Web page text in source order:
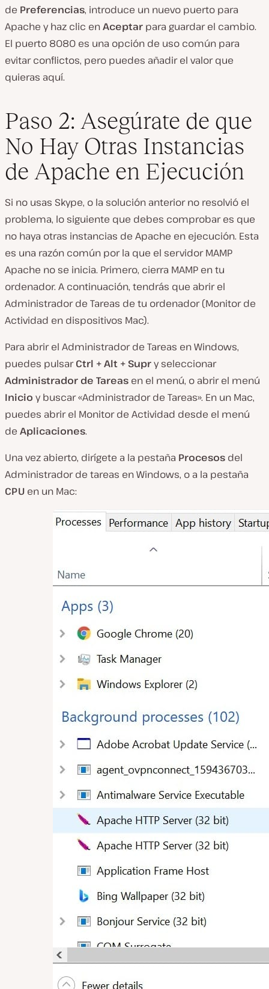
de Preferencias, introduce un nuevo puerto para
Apache y haz clic enAceptar para guardar el cambio.
El puerto 8080 es una opción de uso común para
evitar conflictos, pero puedes añadir el valor que
quieras aquí.
Paso 2: Asegúrate de que
No Hay Otras Instancias
de Apache en Ejecución
Si no usas Skype, o la solución anterior no resolvió el
problema, lo siguiente que debes comprobar es que
no haya otras instancias de Apache en ejecución. Esta
es una razón común por la que el servidor MAMP
Apache no se inicia. Primero, cierra MAMP en tu
ordenador. A continuación, tendrás que abrir el
Administrador de Tareas de tu ordenador (Monitor de
Actividad en dispositivos Mac).
Para abrir el Administrador de Tareas en Windows,
puedes pulsarCtrl + Alt + Supry seleccionar
Administrador de Tareas en el menú, o abrir el menú
Inicio y buscar «Administrador de Tareas». En un Mac,
puedes abrir el Monitor de Actividad desde el menú
de Aplicaciones.
Una vez abierto, dirígete a la pestaña Procesos del
Administrador de tareas en Windows, o a la pestaña
CPU en un Mac: